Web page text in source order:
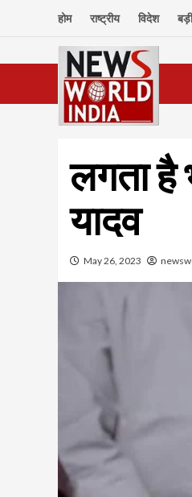
होम राष्ट्रीय विदेश
लगता है
यादव
May 26, 2023